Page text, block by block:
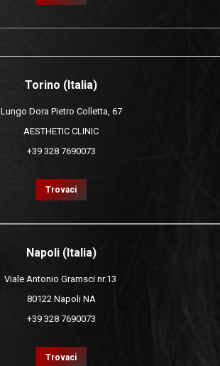
Torino (Italia)
Lungo Dora Pietro Colletta, 67
AESTHETIC CLINIC
+39 328 7690073
Trovaci
Napoli (Italia)
Viale Antonio Gramsci nr.13
80122 Napoli NA
+39 328 7690073
Trovaci